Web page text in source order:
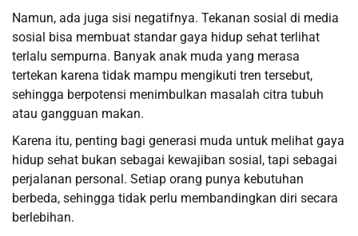
Namun, ada juga sisi negatifnya. Tekanan sosial di media
sosial bisa membuat standar gaya hidup sehat terlihat
terlalu sempurna. Banyak anak muda yang merasa
tertekan karena tidak mampu mengikuti tren tersebut,
sehingga berpotensi menimbulkan masalah citra tubuh
atau gangguan makan.
Karena itu, penting bagi generasi muda untuk melihat gaya
hidup sehat bukan sebagai kewajiban sosial, tapi sebagai
perjalanan personal. Setiap orang punya kebutuhan
berbeda, sehingga tidak perlu membandingkan diri secara
berlebihan.